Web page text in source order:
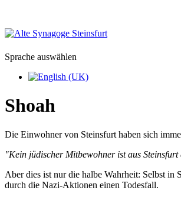
Sprache auswählen
Shoah
Die Einwohner von Steinsfurt haben sich
"Kein jüdischer Mitbewohner ist aus
Aber dies ist nur die halbe Wahrheit: Selbst in
durch die Nazi-Aktionen einen Todesfall.